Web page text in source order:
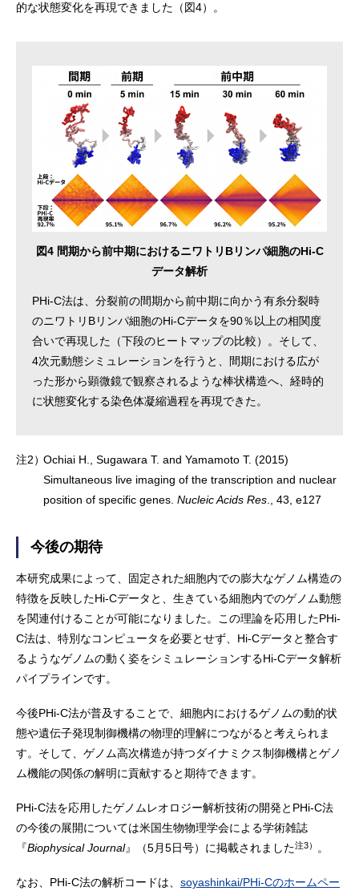
的な状態変化を再現できました（図4）。
図4 間期から前中期におけるニワトリBリンパ細胞のHi-C
データ解析
PHi-C法は、分裂前の間期から前中期に向かう有糸分裂時
のニワトリBリンパ細胞のHi-Cデータを90％以上の相関度
合いで再現した（下段のヒートマップの比較）。そして、
4次元動態シミュレーションを行うと、間期における広が
った形から顕微鏡で観察されるような棒状構造へ、経時的
に状態変化する染色体凝縮過程を再現できた。
注2）Ochiai H., Sugawara T. and Yamamoto T. (2015)
Simultaneous live imaging of the transcription and nuclear
position of specific genes. Nucleic Acids Res., 43, e127
今後の期待
本研究成果によって、固定された細胞内での膨大なゲノム構造の
特徴を反映したHi-Cデータと、生きている細胞内でのゲノム動態
を関連付けることが可能になりました。この理論を応用したPHi-
C法は、特別なコンピュータを必要とせず、Hi-Cデータと整合す
るようなゲノムの動く姿をシミュレーションするHi-Cデータ解析
パイプラインです。
今後PHi-C法が普及することで、細胞内におけるゲノムの動的状
態や遺伝子発現制御機構の物理的理解につながると考えられま
す。そして、ゲノム高次構造が持つダイナミクス制御機構とゲノ
ム機能の関係の解明に貢献すると期待できます。
PHi-C法を応用したゲノムレオロジー解析技術の開発とPHi-C法
の今後の展開については米国生物物理学会による学術雑誌
『Biophysical Journal』（5月5日号）に掲載されました注3） 。
なお、PHi-C法の解析コードは、 soyashinkai/PHi-Cのホームペー